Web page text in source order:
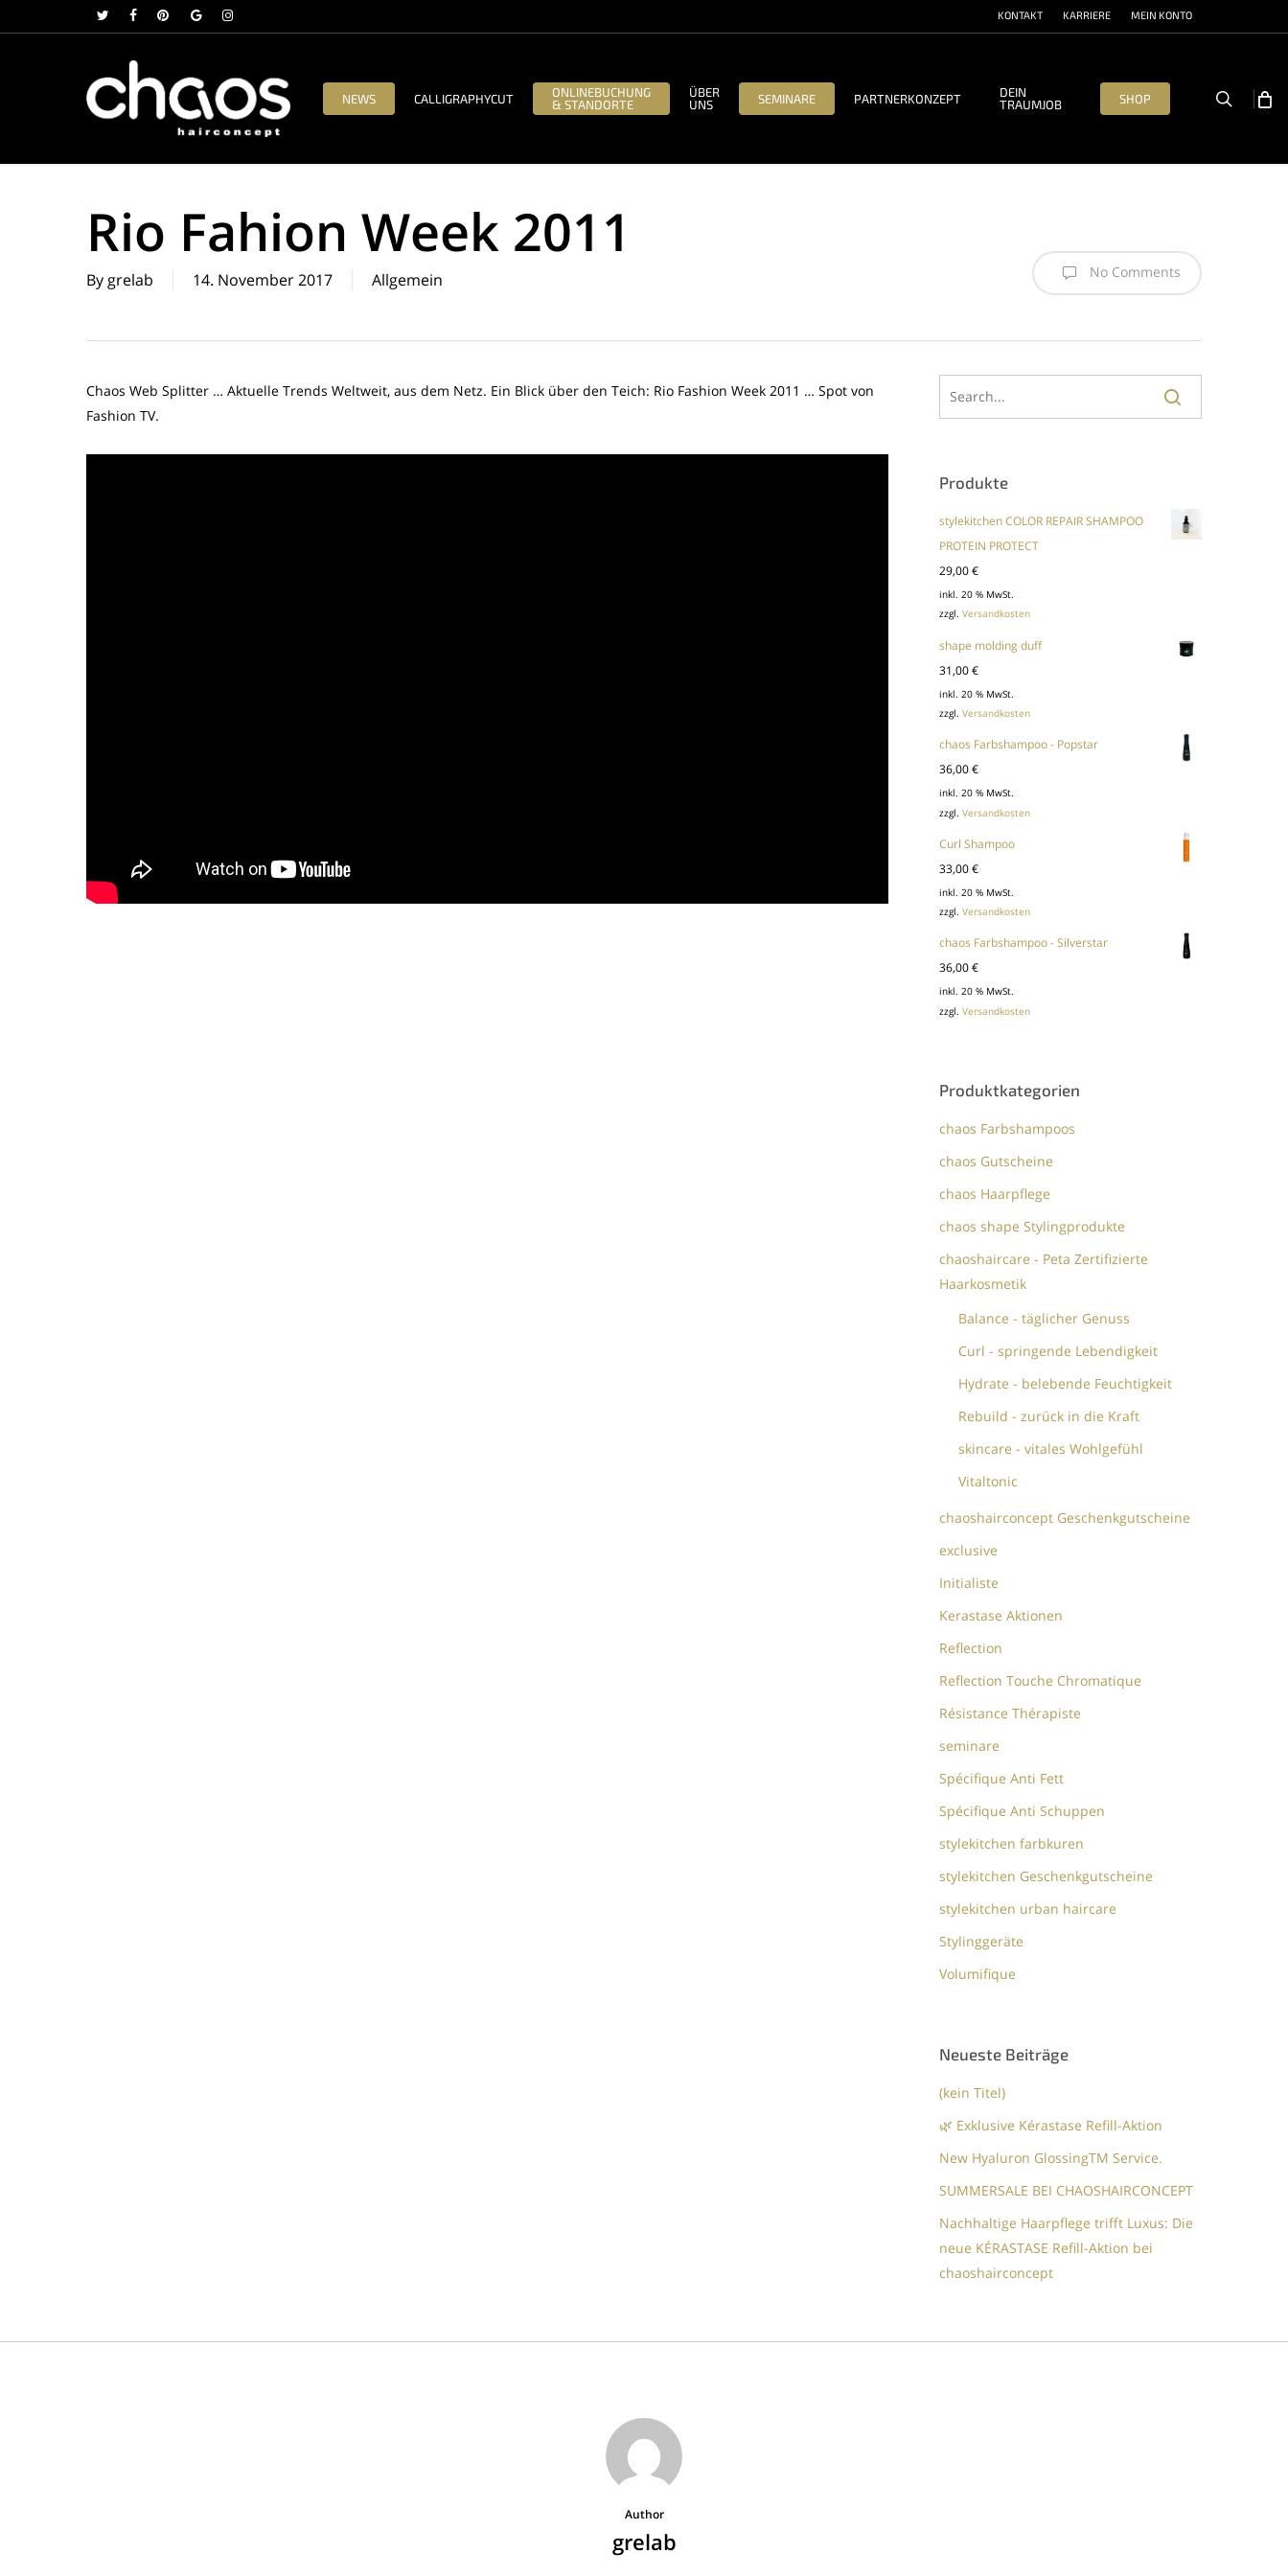
to
twitterfacebookpinterestgoogle-instagram
KONTAKT KARRIERE MEIN KONTO
NEWS CALLIGRAPHYCUT
ONLINEBUCHUNG
& STANDORTE
ÜBER
UNS
SEMINARE PARTNERKONZEPT
DEIN
TRAUMJOB
SHOP search
Rio Fahion Week 2011
By grelab 14. November 2017 Allgemein No Comments
Chaos Web Splitter … Aktuelle Trends Weltweit, aus dem Netz. Ein Blick über den Teich: Rio Fashion Week 2011 … Spot von
Fashion TV.
Produkte
stylekitchen COLOR REPAIR SHAMPOO
PROTEIN PROTECT
29,00€
inkl. 20 % MwSt.
zzgl.Versandkosten
shape molding duff
31,00€
inkl. 20 % MwSt.
zzgl.Versandkosten
chaos Farbshampoo - Popstar
36,00€
inkl. 20 % MwSt.
zzgl.Versandkosten
Curl Shampoo
33,00€
inkl. 20 % MwSt.
zzgl.Versandkosten
chaos Farbshampoo - Silverstar
36,00€
inkl. 20 % MwSt.
zzgl.Versandkosten
Produktkategorien
chaos Farbshampoos
chaos Gutscheine
chaos Haarpflege
chaos shape Stylingprodukte
chaoshaircare - Peta Zertifizierte
Haarkosmetik
Balance - täglicher Genuss
Curl - springende Lebendigkeit
Hydrate - belebende Feuchtigkeit
Rebuild - zurück in die Kraft
skincare - vitales Wohlgefühl
Vitaltonic
chaoshairconcept Geschenkgutscheine
exclusive
Initialiste
Kerastase Aktionen
Reflection
Reflection Touche Chromatique
Résistance Thérapiste
seminare
Spécifique Anti Fett
Spécifique Anti Schuppen
stylekitchen farbkuren
stylekitchen Geschenkgutscheine
stylekitchen urban haircare
Stylinggeräte
Volumifique
Neueste Beiträge
(kein Titel)
🌿 Exklusive Kérastase Refill-Aktion
New Hyaluron GlossingTM​ Service.​
SUMMERSALE BEI CHAOSHAIRCONCEPT
Nachhaltige Haarpflege trifft Luxus: Die
neue KÉRASTASE Refill-Aktion bei
chaoshairconcept
Author
grelab